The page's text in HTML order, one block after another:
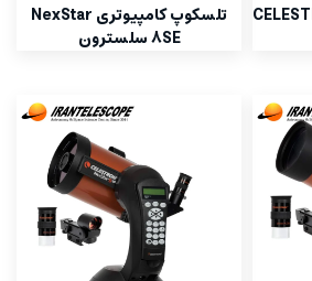
تلسکوپ کامپیوتری NexStar
8SE سلسترون